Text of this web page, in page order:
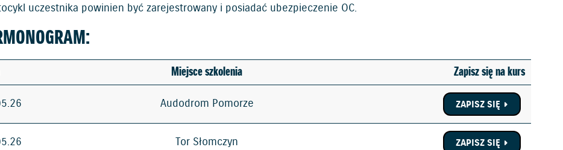
uczestnika powinien być zarejestrowany i posiadać ubezpieczenie OC.
Miejsce szkolenia Zapisz się na kurs
Audodrom Pomorze ZAPISZ SIĘ
Tor Słomczyn ZAPISZ SIĘ